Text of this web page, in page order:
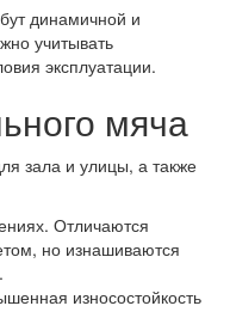
динамичной и
учитывать
эксплуатации.
мяча
зала и улицы, а также
Отличаются
но изнашиваются
износостойкость